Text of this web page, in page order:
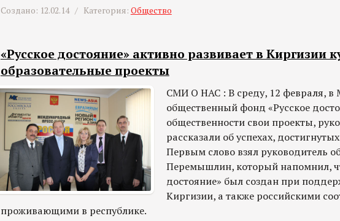
Создано: 12.02.14 / Категория: Общество
«Русское достояние» активно развивает в Киргизии
образовательные проекты
СМИ О НАС : В среду, 12 февраля, в
общественный фонд «Русское
общественности свои проекты,
рассказали об успехах,
Первым слово взял руководитель
Перемышлин, который напомнил,
достояние» был создан при
Киргизии, а также российскими
проживающими в республике.